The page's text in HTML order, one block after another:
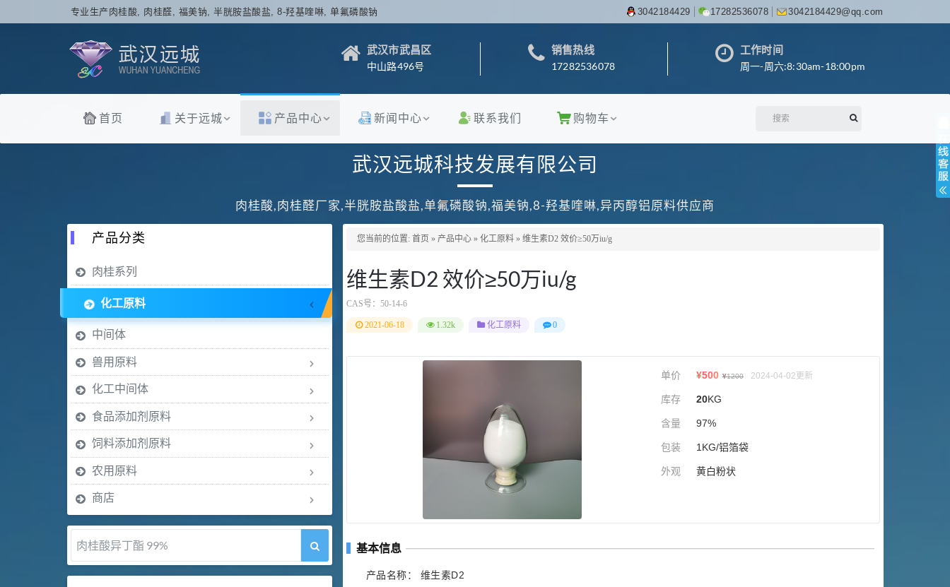
专业生产肉桂酸, 肉桂醛, 福美钠, 半胱胺盐酸盐, 8-羟基喹啉, 单氟磷酸钠 3042184429 17282536078 3042184429@qq.com
武汉市武昌区
中山路496号
销售热线
17282536078
工作时间
周一-周六:8:30am-18:00pm
首页 关于远城 产品中心 新闻中心 联系我们 购物车
武汉远城科技发展有限公司
肉桂酸,肉桂醛厂家,半胱胺盐酸盐,单氟磷酸钠,福美钠,8-羟基喹啉,异丙醇铝原料供应商
您当前的位置: 首页 » 产品中心 » 化工原料 » 维生素D2 效价≥50万iu/g
维生素D2 效价≥50万iu/g
CAS号： 50-14-6
2021-06-18 1.32k 化工原料 0
单价 ¥500 ¥1200 2024-04-02更新
库存 20KG
含量 97%
包装 1KG/铝箔袋
外观 黄白粉状
基本信息
产品名称： 维生素D2
产品分类
肉桂系列
化工原料
中间体
兽用原料
化工中间体
食品添加剂原料
饲料添加剂原料
农用原料
商店
肉桂醛 99%